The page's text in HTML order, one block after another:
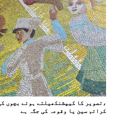
،تصویر کا کیپشنکھیلتے ہوئے بچوں
کرائم سین یا وقوعہ کی جگہ ہے